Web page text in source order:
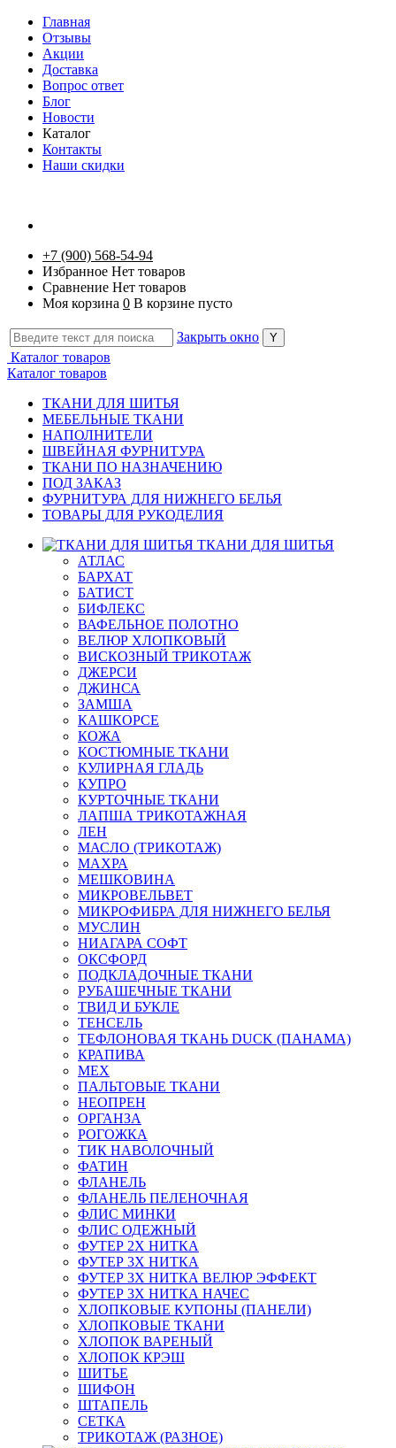
Главная
Отзывы
Акции
Доставка
Вопрос ответ
Блог
Новости
Каталог
Контакты
Наши скидки
+7 (900) 568-54-94
Избранное Нет товаров
Сравнение Нет товаров
Моя корзина 0 В корзине пусто
Закрыть окно
Каталог товаров
Каталог товаров
ТКАНИ ДЛЯ ШИТЬЯ
МЕБЕЛЬНЫЕ ТКАНИ
НАПОЛНИТЕЛИ
ШВЕЙНАЯ ФУРНИТУРА
ТКАНИ ПО НАЗНАЧЕНИЮ
ПОД ЗАКАЗ
ФУРНИТУРА ДЛЯ НИЖНЕГО БЕЛЬЯ
ТОВАРЫ ДЛЯ РУКОДЕЛИЯ
ТКАНИ ДЛЯ ШИТЬЯ
АТЛАС
БАРХАТ
БАТИСТ
БИФЛЕКС
ВАФЕЛЬНОЕ ПОЛОТНО
ВЕЛЮР ХЛОПКОВЫЙ
ВИСКОЗНЫЙ ТРИКОТАЖ
ДЖЕРСИ
ДЖИНСА
ЗАМША
КАШКОРСЕ
КОЖА
КОСТЮМНЫЕ ТКАНИ
КУЛИРНАЯ ГЛАДЬ
КУПРО
КУРТОЧНЫЕ ТКАНИ
ЛАПША ТРИКОТАЖНАЯ
ЛЕН
МАСЛО (ТРИКОТАЖ)
МАХРА
МЕШКОВИНА
МИКРОВЕЛЬВЕТ
МИКРОФИБРА ДЛЯ НИЖНЕГО БЕЛЬЯ
МУСЛИН
НИАГАРА СОФТ
ОКСФОРД
ПОДКЛАДОЧНЫЕ ТКАНИ
РУБАШЕЧНЫЕ ТКАНИ
ТВИД И БУКЛЕ
ТЕНСЕЛЬ
ТЕФЛОНОВАЯ ТКАНЬ DUCK (ПАНАМА)
КРАПИВА
МЕХ
ПАЛЬТОВЫЕ ТКАНИ
НЕОПРЕН
ОРГАНЗА
РОГОЖКА
ТИК НАВОЛОЧНЫЙ
ФАТИН
ФЛАНЕЛЬ
ФЛАНЕЛЬ ПЕЛЕНОЧНАЯ
ФЛИС МИНКИ
ФЛИС ОДЕЖНЫЙ
ФУТЕР 2Х НИТКА
ФУТЕР 3Х НИТКА
ФУТЕР 3Х НИТКА ВЕЛЮР ЭФФЕКТ
ФУТЕР 3Х НИТКА НАЧЕС
ХЛОПКОВЫЕ КУПОНЫ (ПАНЕЛИ)
ХЛОПКОВЫЕ ТКАНИ
ХЛОПОК ВАРЕНЫЙ
ХЛОПОК КРЭШ
ШИТЬЕ
ШИФОН
ШТАПЕЛЬ
СЕТКА
ТРИКОТАЖ (РАЗНОЕ)